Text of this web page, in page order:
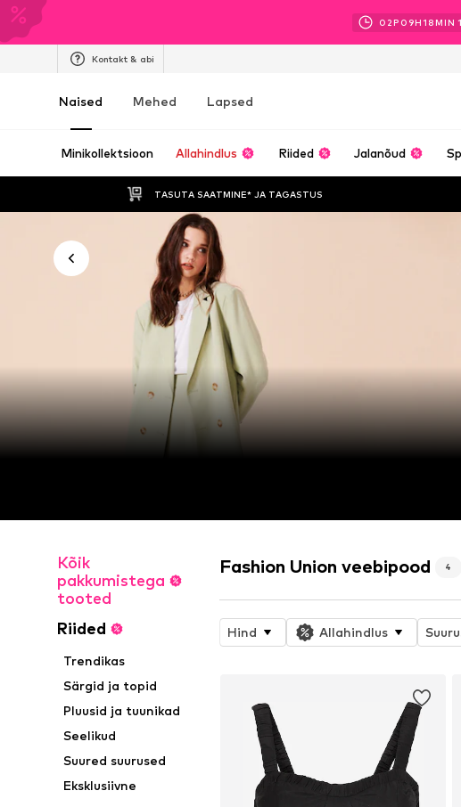
02P 09H18MIN
Kontakt & abi
Naised Mehed Lapsed
Minikollektsioon Allahindlus Riided Jalanõud
TASUTA SAATMINE* JA TAGASTUS
Kõik
pakkumistega
tooted
Riided
Trendikas
Särgid ja topid
Pluusid ja tuunikad
Seelikud
Suured suurused
Eksklusiivne
Fashion Union veebipood 4
Hind Allahindlus